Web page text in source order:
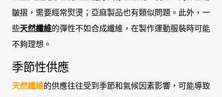
皺摺，需要經常熨燙；亞麻製品也有類似問題。此外，一
些天然纖維的彈性不如合成纖維，在製作運動服裝時可能
不夠理想。
季節性供應
天然纖維的供應往往受到季節和氣候因素影響，可能導致